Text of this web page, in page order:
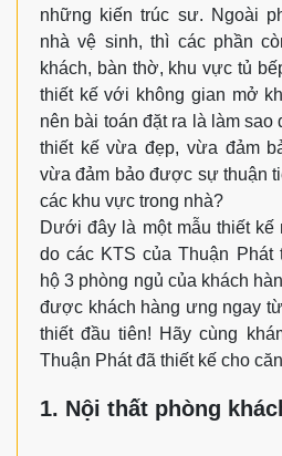
những kiến trúc sư. Ngoài
nhà vệ sinh, thì các phần
khách, bàn thờ, khu vực tủ
thiết kế với không gian mở
nên bài toán đặt ra là làm sao
thiết kế vừa đẹp, vừa đảm
vừa đảm bảo được sự thuận
các khu vực trong nhà?
Dưới đây là một mẫu thiết
do các KTS của Thuận Phát
hộ 3 phòng ngủ của khách
được khách hàng ưng ngay
thiết đầu tiên! Hãy cùng
Thuận Phát đã thiết kế cho
1. Nội thất phòng